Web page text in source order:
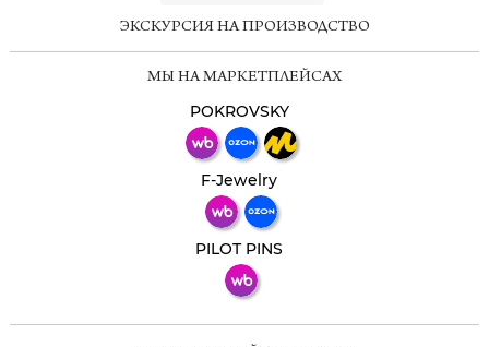
ЭКСКУРСИЯ НА ПРОИЗВОДСТВО
МЫ НА МАРКЕТПЛЕЙСАХ
POKROVSKY
F-Jewelry
PILOT PINS